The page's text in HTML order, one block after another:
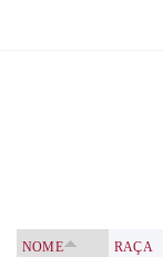
NOME RAÇA